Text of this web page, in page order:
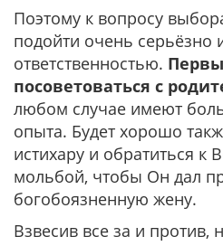
Поэтому к вопросу
подойти очень серьёзно
ответственностью.
посоветоваться с
любом случае имеют
опыта. Будет хорошо
истихару и обратиться к
мольбой, чтобы Он дал
богобоязненную жену.
Взвесив все за и